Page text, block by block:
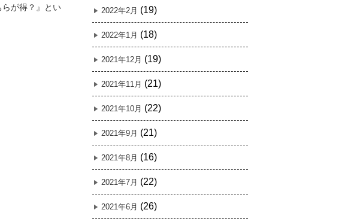
が得？』とい
2022年2月 (19)
2022年1月 (18)
2021年12月 (19)
2021年11月 (21)
2021年10月 (22)
2021年9月 (21)
2021年8月 (16)
2021年7月 (22)
2021年6月 (26)